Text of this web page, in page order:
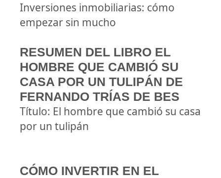
Inversiones inmobiliarias: cómo
empezar sin mucho
RESUMEN DEL LIBRO EL
HOMBRE QUE CAMBIÓ SU
CASA POR UN TULIPÁN DE
FERNANDO TRÍAS DE BES
Título: El hombre que cambió su casa
por un tulipán
CÓMO INVERTIR EN EL